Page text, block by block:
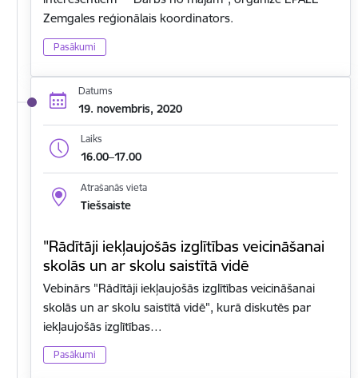
Zemgales reģionālais koordinators.
Pasākumi
Datums
19. novembris, 2020
Laiks
16.00–17.00
Atrašanās vieta
Tiešsaiste
"Rādītāji iekļaujošās izglītības veicināšanai
skolās un ar skolu saistītā vidē
Vebinārs "Rādītāji iekļaujošās izglītības veicināšanai
skolās un ar skolu saistītā vidē", kurā diskutēs par
iekļaujošās izglītības…
Pasākumi